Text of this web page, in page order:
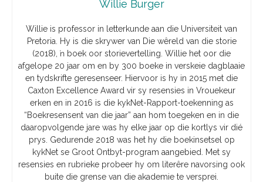
Willie Burger
Willie is professor in letterkunde aan die Universiteit van
Pretoria. Hy is die skrywer van Die wêreld van die storie
(2018), ŉ boek oor storievertelling. Willie het oor die
afgelope 20 jaar om en by 300 boeke in verskeie dagblaaie
en tydskrifte geresenseer. Hiervoor is hy in 2015 met die
Caxton Excellence Award vir sy resensies in Vrouekeur
erken en in 2016 is die kykNet-Rapport-toekenning as
“Boekresensent van die jaar” aan hom toegeken en in die
daaropvolgende jare was hy elke jaar op die kortlys vir dié
prys. Gedurende 2018 was het hy die boekinsetsel op
kykNet se Groot Ontbyt-program aangebied. Met sy
resensies en rubrieke probeer hy om literêre navorsing ook
buite die grense van die akademie te versprei.